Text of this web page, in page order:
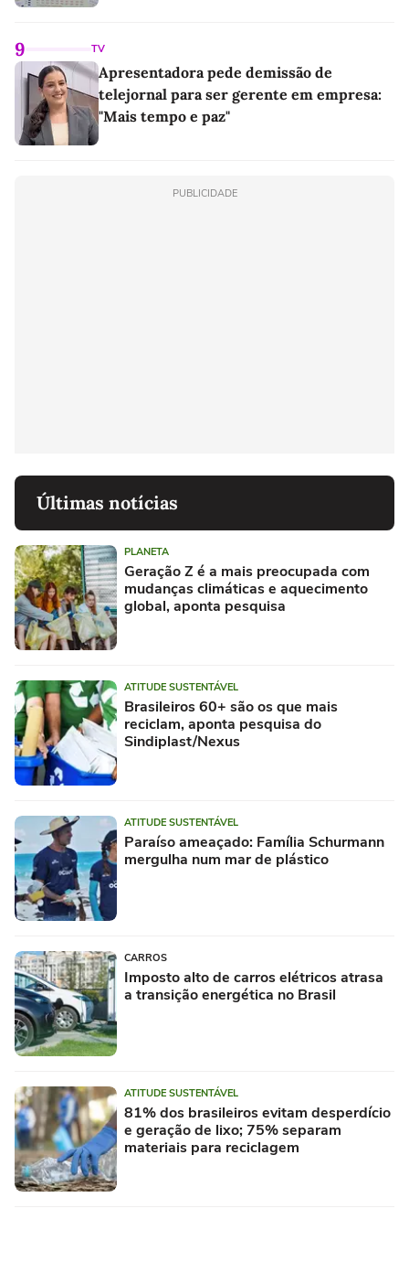
9 TV
Apresentadora pede demissão de
telejornal para ser gerente em empresa:
"Mais tempo e paz"
PUBLICIDADE
Últimas notícias
PLANETA
Geração Z é a mais preocupada com
mudanças climáticas e aquecimento
global, aponta pesquisa
ATITUDE SUSTENTÁVEL
Brasileiros 60+ são os que mais
reciclam, aponta pesquisa do
Sindiplast/Nexus
ATITUDE SUSTENTÁVEL
Paraíso ameaçado: Família Schurmann
mergulha num mar de plástico
CARROS
Imposto alto de carros elétricos atrasa
a transição energética no Brasil
ATITUDE SUSTENTÁVEL
81% dos brasileiros evitam desperdício
e geração de lixo; 75% separam
materiais para reciclagem